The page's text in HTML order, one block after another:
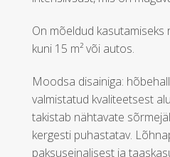
On mõeldud
kuni 15 m² või autos.
Moodsa disainiga:
valmistatud kvaliteetsest
takistab nähtavate
kergesti puhastatav.
paksuseinalisest ja